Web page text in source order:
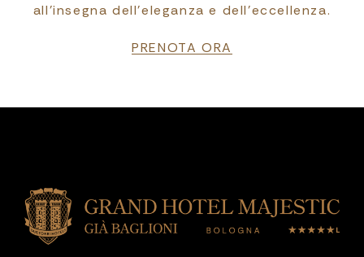
all’insegna dell’eleganza e dell’eccellenza.
PRENOTA ORA